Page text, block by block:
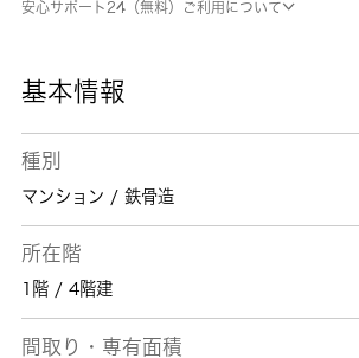
安心サポート24（無料）ご利用について
基本情報
種別
マンション / 鉄骨造
所在階
1階 / 4階建
間取り・専有面積